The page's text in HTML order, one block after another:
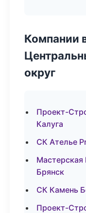
Компании
округ
Проект-
Калуга
СК Ателье
Брянск
СК Камень
Проект-